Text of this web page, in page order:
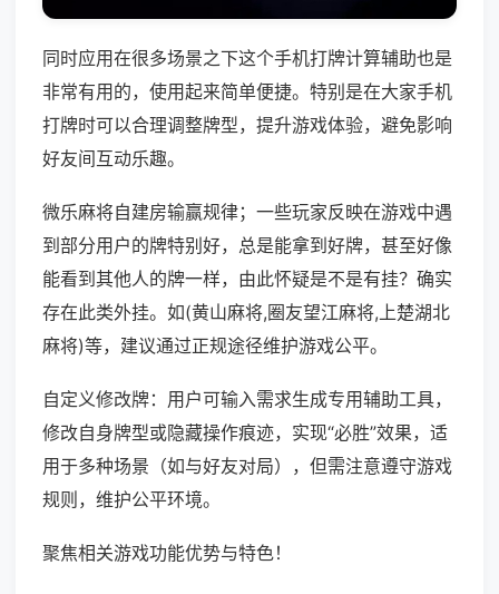
同时应用在很多场景之下这个手机打牌计算辅助也是
非常有用的，使用起来简单便捷。特别是在大家手机
打牌时可以合理调整牌型，提升游戏体验，避免影响
好友间互动乐趣。
微乐麻将自建房输赢规律；一些玩家反映在游戏中遇
到部分用户的牌特别好，总是能拿到好牌，甚至好像
能看到其他人的牌一样，由此怀疑是不是有挂？确实
存在此类外挂。如(黄山麻将,圈友望江麻将,上楚湖北
麻将)等，建议通过正规途径维护游戏公平。
自定义修改牌：用户可输入需求生成专用辅助工具，
修改自身牌型或隐藏操作痕迹，实现“必胜”效果，适
用于多种场景（如与好友对局），但需注意遵守游戏
规则，维护公平环境。
聚焦相关游戏功能优势与特色！